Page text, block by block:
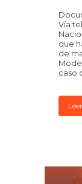
Vía
que
de
caso